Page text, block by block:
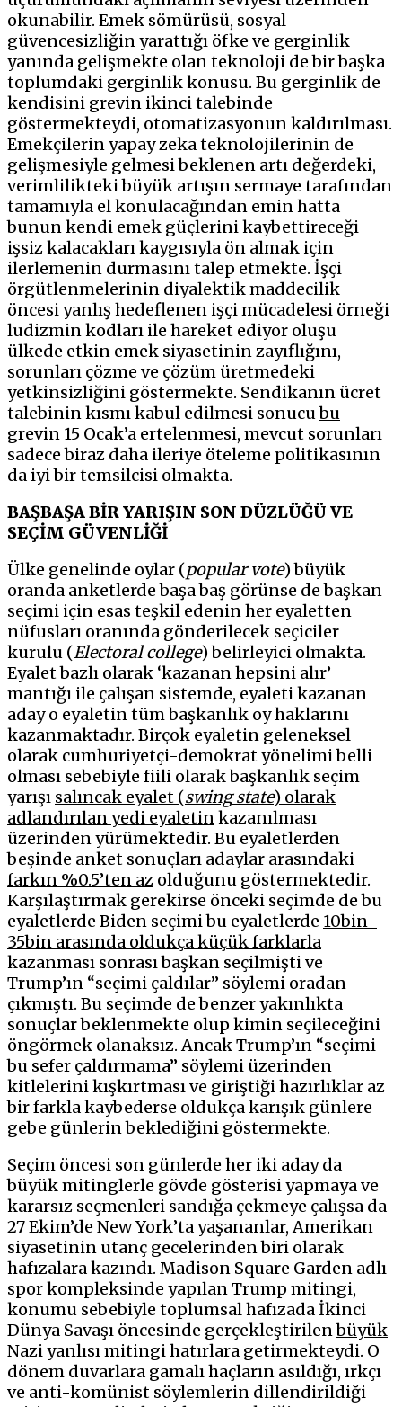
okunabilir. Emek sömürüsü, sosyal
güvencesizliğin yarattığı öfke ve gerginlik
yanında gelişmekte olan teknoloji de bir başka
toplumdaki gerginlik konusu. Bu gerginlik de
kendisini grevin ikinci talebinde
göstermekteydi, otomatizasyonun kaldırılması.
Emekçilerin yapay zeka teknolojilerinin de
gelişmesiyle gelmesi beklenen artı değerdeki,
verimlilikteki büyük artışın sermaye tarafından
tamamıyla el konulacağından emin hatta
bunun kendi emek güçlerini kaybettireceği
işsiz kalacakları kaygısıyla ön almak için
ilerlemenin durmasını talep etmekte. İşçi
örgütlenmelerinin diyalektik maddecilik
öncesi yanlış hedeflenen işçi mücadelesi örneği
ludizmin kodları ile hareket ediyor oluşu
ülkede etkin emek siyasetinin zayıflığını,
sorunları çözme ve çözüm üretmedeki
yetkinsizliğini göstermekte. Sendikanın ücret
talebinin kısmı kabul edilmesi sonucubu
grevin 15 Ocak’a ertelenmesi, mevcut sorunları
sadece biraz daha ileriye öteleme politikasının
da iyi bir temsilcisi olmakta.
BAŞBAŞA BİR YARIŞIN SON DÜZLÜĞÜ VE
SEÇİM GÜVENLİĞİ
Ülke genelinde oylar (popular vote) büyük
oranda anketlerde başa baş görünse de başkan
seçimi için esas teşkil edenin her eyaletten
nüfusları oranında gönderilecek seçiciler
kurulu (Electoral college) belirleyici olmakta.
Eyalet bazlı olarak ‘kazanan hepsini alır’
mantığı ile çalışan sistemde, eyaleti kazanan
aday o eyaletin tüm başkanlık oy haklarını
kazanmaktadır. Birçok eyaletin geleneksel
olarak cumhuriyetçi-demokrat yönelimi belli
olması sebebiyle fiili olarak başkanlık seçim
yarışı salıncak eyalet (swing state) olarak
adlandırılan yedi eyaletinkazanılması
üzerinden yürümektedir. Bu eyaletlerden
beşinde anket sonuçları adaylar arasındaki
farkın %0.5’ten az olduğunu göstermektedir.
Karşılaştırmak gerekirse önceki seçimde de bu
eyaletlerde Biden seçimi bu eyaletlerde 10bin-
35bin arasında oldukça küçük farklarla
kazanması sonrası başkan seçilmişti ve
Trump’ın “seçimi çaldılar” söylemi oradan
çıkmıştı. Bu seçimde de benzer yakınlıkta
sonuçlar beklenmekte olup kimin seçileceğini
öngörmek olanaksız. Ancak Trump’ın “seçimi
bu sefer çaldırmama” söylemi üzerinden
kitlelerini kışkırtması ve giriştiği hazırlıklar az
bir farkla kaybederse oldukça karışık günlere
gebe günlerin beklediğini göstermekte.
Seçim öncesi son günlerde her iki aday da
büyük mitinglerle gövde gösterisi yapmaya ve
kararsız seçmenleri sandığa çekmeye çalışsa da
27 Ekim’de New York’ta yaşananlar, Amerikan
siyasetinin utanç gecelerinden biri olarak
hafızalara kazındı. Madison Square Garden adlı
spor kompleksinde yapılan Trump mitingi,
konumu sebebiyle toplumsal hafızada İkinci
Dünya Savaşı öncesinde gerçekleştirilenbüyük
Nazi yanlısı mitingihatırlara getirmekteydi. O
dönem duvarlara gamalı haçların asıldığı, ırkçı
ve anti-komünist söylemlerin dillendirildiği